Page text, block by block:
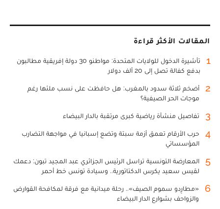
المقالات الأكثر قراءة
1
تأشيرة الدخول للولايات المتحدة: مواطنو 30 دولة إفريقية مطالبون
بدفع كفالة تصل إلى 20 ألف دولار
2
أضخم ثلاثة سدود بالمغرب: هل حافظت على نسب ملئها رغم
موجات الحر الصيفية؟
3 تفاصيل منشأة رياضية كبرى مرتقبة بالدار البيضاء
4
حرب الأرقام تعمق أزمة سبتة وتضع إسبانيا في مواجهة التضارب
المؤسساتي
5
المعارضة التونسية تراسل الرئيس الجزائري عبد المجيد تبون: دعمك
لقيس سعيد يكرس الدكتاتورية.. وسيادة تونس خط أحمر
6
«مطارِدو سموم الصيف».. رحلة ميدانية مع فرقة لمكافحة القوارض
والزواحف بشوارع الدار البيضاء